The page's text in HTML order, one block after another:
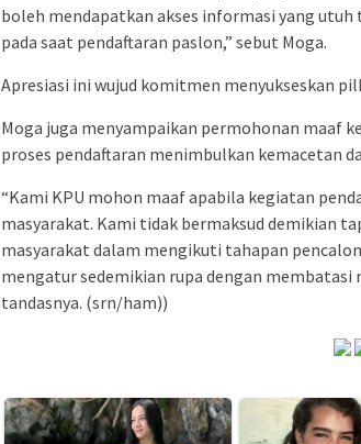
boleh mendapatkan akses informasi yang
pada saat pendaftaran paslon,” sebut Moga.
Apresiasi ini wujud komitmen menyukseskan
Moga juga menyampaikan permohonan maaf
proses pendaftaran menimbulkan kemacetan
“Kami KPU mohon maaf apabila kegiatan
masyarakat. Kami tidak bermaksud demikian
masyarakat dalam mengikuti tahapan
mengatur sedemikian rupa dengan membatasi
tandasnya. (srn/ham))